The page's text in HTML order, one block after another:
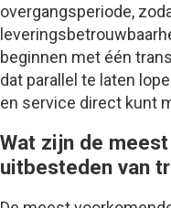
overgangsperiode,
beginnen met één
dat parallel te laten
en service direct kunt
Wat zijn de
uitbesteden van